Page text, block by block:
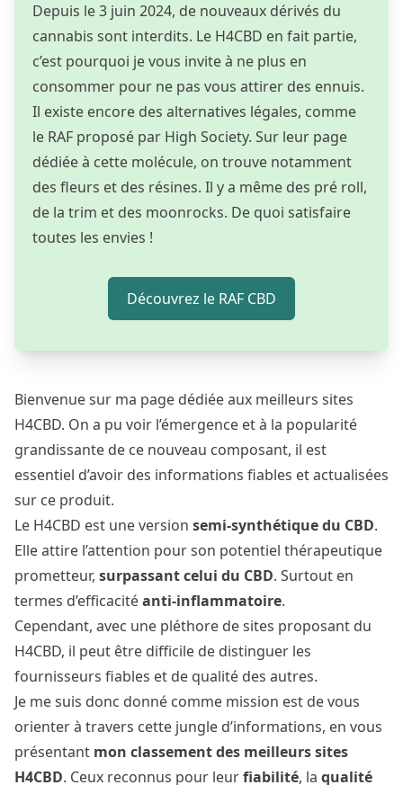
Depuis le 3 juin 2024, de nouveaux dérivés du
cannabis sont interdits. Le H4CBD en fait partie,
c’est pourquoi je vous invite à ne plus en
consommer pour ne pas vous attirer des ennuis.
Il existe encore des alternatives légales, comme
le RAF proposé par High Society. Sur leur page
dédiée à cette molécule, on trouve notamment
des fleurs et des résines. Il y a même des pré roll,
de la trim et des moonrocks. De quoi satisfaire
toutes les envies !
Découvrez le RAF CBD
Bienvenue sur ma page dédiée aux meilleurs sites
H4CBD. On a pu voir l’émergence et à la popularité
grandissante de ce nouveau composant, il est
essentiel d’avoir des informations fiables et actualisées
sur ce produit.
Le H4CBD est une version semi-synthétique du CBD.
Elle attire l’attention pour son potentiel thérapeutique
prometteur, surpassant celui du CBD. Surtout en
termes d’efficacitéanti-inflammatoire.
Cependant, avec une pléthore de sites proposant du
H4CBD, il peut être difficile de distinguer les
fournisseurs fiables et de qualité des autres.
Je me suis donc donné comme mission est de vous
orienter à travers cette jungle d’informations, en vous
présentant mon classement des meilleurs sites
H4CBD. Ceux reconnus pour leurfiabilité, la qualité